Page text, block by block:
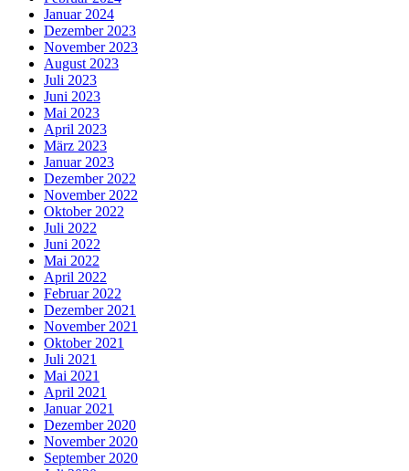
Januar 2024
Dezember 2023
November 2023
August 2023
Juli 2023
Juni 2023
Mai 2023
April 2023
März 2023
Januar 2023
Dezember 2022
November 2022
Oktober 2022
Juli 2022
Juni 2022
Mai 2022
April 2022
Februar 2022
Dezember 2021
November 2021
Oktober 2021
Juli 2021
Mai 2021
April 2021
Januar 2021
Dezember 2020
November 2020
September 2020